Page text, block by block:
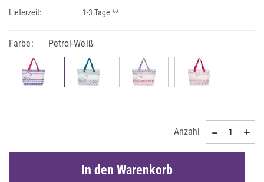
Lieferzeit:
1-3 Tage **
Farbe: Petrol-Weiß
Anzahl
In den Warenkorb